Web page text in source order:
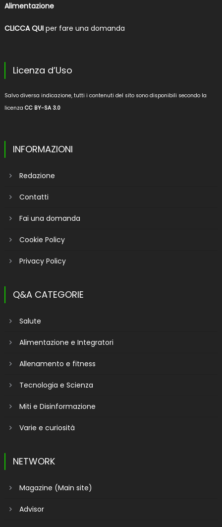
Alimentazione
CLICCA QUIper fare una domanda
Licenza d’Uso
Salvo diversa indicazione, tutti i contenuti del sito sono disponibili secondo la
licenza CC BY-SA 3.0
INFORMAZIONI
Redazione
Contatti
Fai una domanda
Cookie Policy
Privacy Policy
Q&A CATEGORIE
Salute
Alimentazione e Integratori
Allenamento e fitness
Tecnologia e Scienza
Miti e Disinformazione
Varie e curiosità
NETWORK
Magazine (Main site)
Advisor